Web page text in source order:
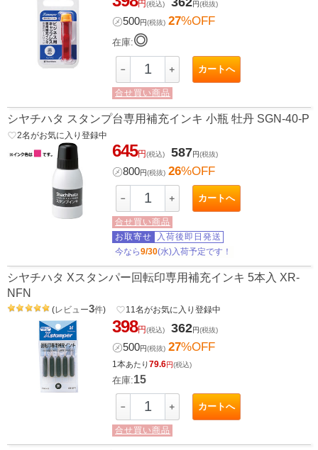
円(税込) 円(税抜)
㋱500円(税抜) 27%OFF
在庫:◎
－ ＋ カートへ
合せ買い商品
シヤチハタ スタンプ台専用補充インキ 小瓶 牡丹 SGN-40-P
favorite_border2名がお気に入り登録中
645円(税込) 587円(税抜)
㋱800円(税抜) 26%OFF
－ ＋ カートへ
合せ買い商品
お取寄せ
入荷後即日発送
今なら9/30(水)入荷予定です！
シヤチハタ Xスタンパー回転印専用補充インキ 5本入 XR-
NFN
(レビュー3件) favorite_border11 名がお気に入り登録中
398円(税込) 362円(税抜)
㋱500円(税抜) 27%OFF
1本あたり79.6円(税込)
在庫:15
－ ＋ カートへ
合せ買い商品